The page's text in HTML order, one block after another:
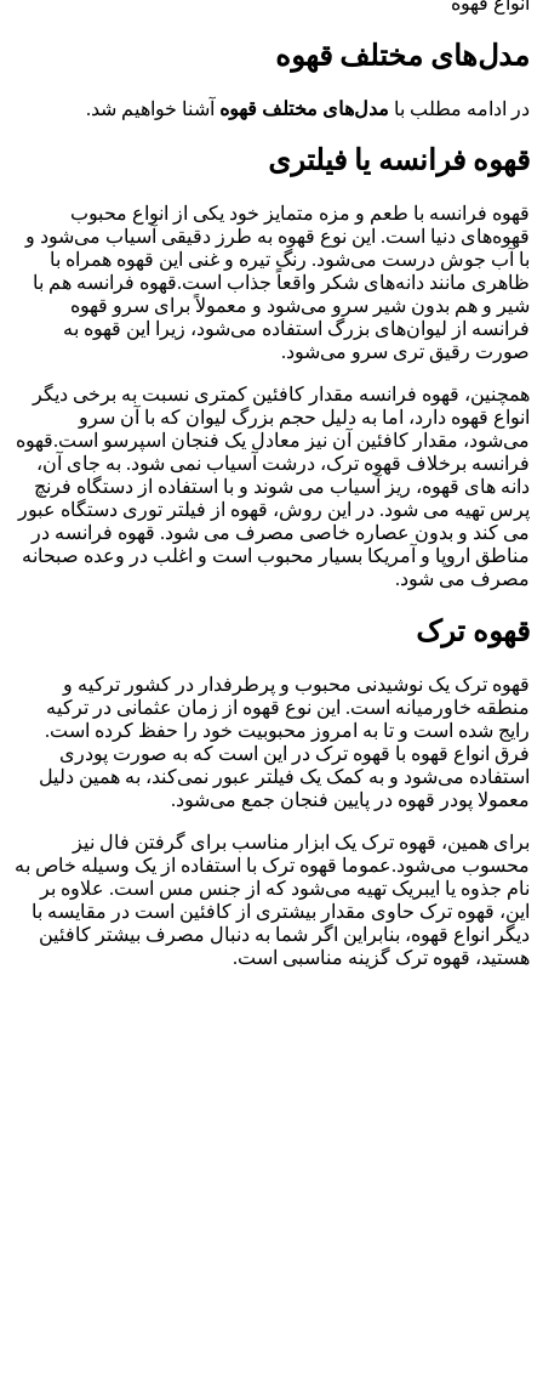
مدل‌های مختلف قهوه
در ادامه مطلب با مدل‌های مختلف قهوه آشنا خواهیم شد.
قهوه فرانسه یا فیلتری
قهوه فرانسه با طعم و مزه متمایز خود یکی از انواع محبوب
قهوه‌های دنیا است. این نوع قهوه به طرز دقیقی آسیاب می‌شود و
با آب جوش درست می‌شود. رنگ تیره و غنی این قهوه همراه با
ظاهری مانند دانه‌های شکر واقعاً جذاب است.قهوه فرانسه هم با
شیر و هم بدون شیر سرو می‌شود و معمولاً برای سرو قهوه
فرانسه از لیوان‌های بزرگ استفاده می‌شود، زیرا این قهوه به
صورت رقیق تری سرو می‌شود.
همچنین، قهوه فرانسه مقدار کافئین کمتری نسبت به برخی دیگر
انواع قهوه دارد، اما به دلیل حجم بزرگ لیوان که با آن سرو
می‌شود، مقدار کافئین آن نیز معادل یک فنجان اسپرسو است.قهوه
فرانسه برخلاف قهوه ترک، درشت آسیاب نمی شود. به جای آن،
دانه های قهوه، ریز آسیاب می شوند و با استفاده از دستگاه فرنچ
پرس تهیه می شود. در این روش، قهوه از فیلتر توری دستگاه عبور
می کند و بدون عصاره خاصی مصرف می شود. قهوه فرانسه در
مناطق اروپا و آمریکا بسیار محبوب است و اغلب در وعده صبحانه
مصرف می شود.
قهوه ترک
قهوه ترک یک نوشیدنی محبوب و پرطرفدار در کشور ترکیه و
منطقه خاورمیانه است. این نوع قهوه از زمان عثمانی در ترکیه
رایج شده است و تا به امروز محبوبیت خود را حفظ کرده است.
فرق انواع قهوه با قهوه ترک در این است که به صورت پودری
استفاده می‌شود و به کمک یک فیلتر عبور نمی‌کند، به همین دلیل
معمولا پودر قهوه در پایین فنجان جمع می‌شود.
برای همین، قهوه ترک یک ابزار مناسب برای گرفتن فال نیز
محسوب می‌شود.عموما قهوه ترک با استفاده از یک وسیله خاص به
نام جذوه یا ایبریک تهیه می‌شود که از جنس مس است. علاوه بر
این، قهوه ترک حاوی مقدار بیشتری از کافئین است در مقایسه با
دیگر انواع قهوه، بنابراین اگر شما به دنبال مصرف بیشتر کافئین
هستید، قهوه ترک گزینه مناسبی است.